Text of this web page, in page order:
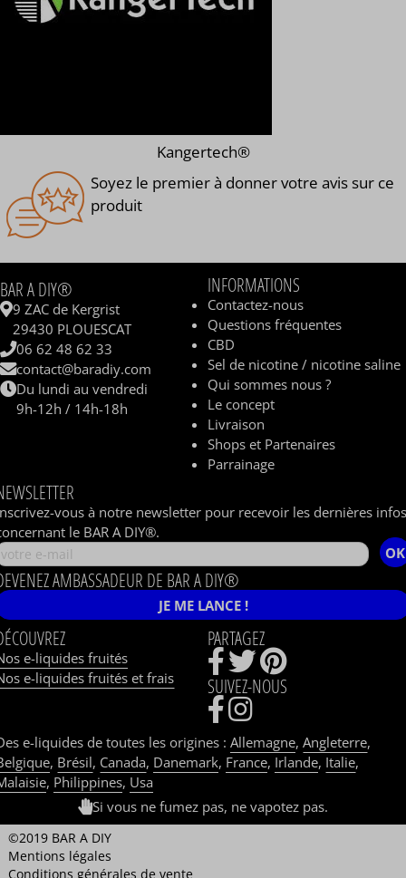
Kangertech®
Soyez le premier à donner votre avis sur ce
produit
BAR A DIY®
9 ZAC de Kergrist
29430 PLOUESCAT
06 62 48 62 33
contact@baradiy.com
Du lundi au vendredi
9h-12h / 14h-18h
INFORMATIONS
Contactez-nous
Questions fréquentes
CBD
Sel de nicotine / nicotine saline
Qui sommes nous ?
Le concept
Livraison
Shops et Partenaires
Parrainage
vous à notre newsletter pour recevoir les dernières
le BAR A DIY®.
OK
AMBASSADEUR DE BAR A DIY®
JE ME LANCE !
e-liquides fruités
e-liquides fruités et frais
PARTAGEZ
SUIVEZ-NOUS
e-liquides de toutes les origines :Allemagne,Angleterre,
, Brésil, Canada, Danemark, France, Irlande, Italie,
, Philippines, Usa
Si vous ne fumez pas, ne vapotez pas.
©2019 BAR A DIY
Mentions légales
Conditions générales de vente